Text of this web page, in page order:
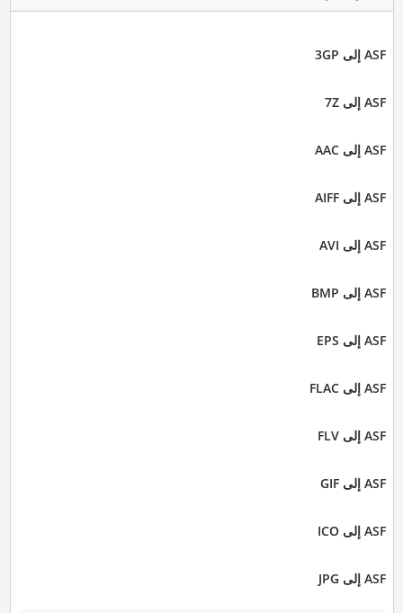
ASF إلى 3GP
ASF إلى 7Z
ASF إلى AAC
ASF إلى AIFF
ASF إلى AVI
ASF إلى BMP
ASF إلى EPS
ASF إلى FLAC
ASF إلى FLV
ASF إلى GIF
ASF إلى ICO
ASF إلى JPG